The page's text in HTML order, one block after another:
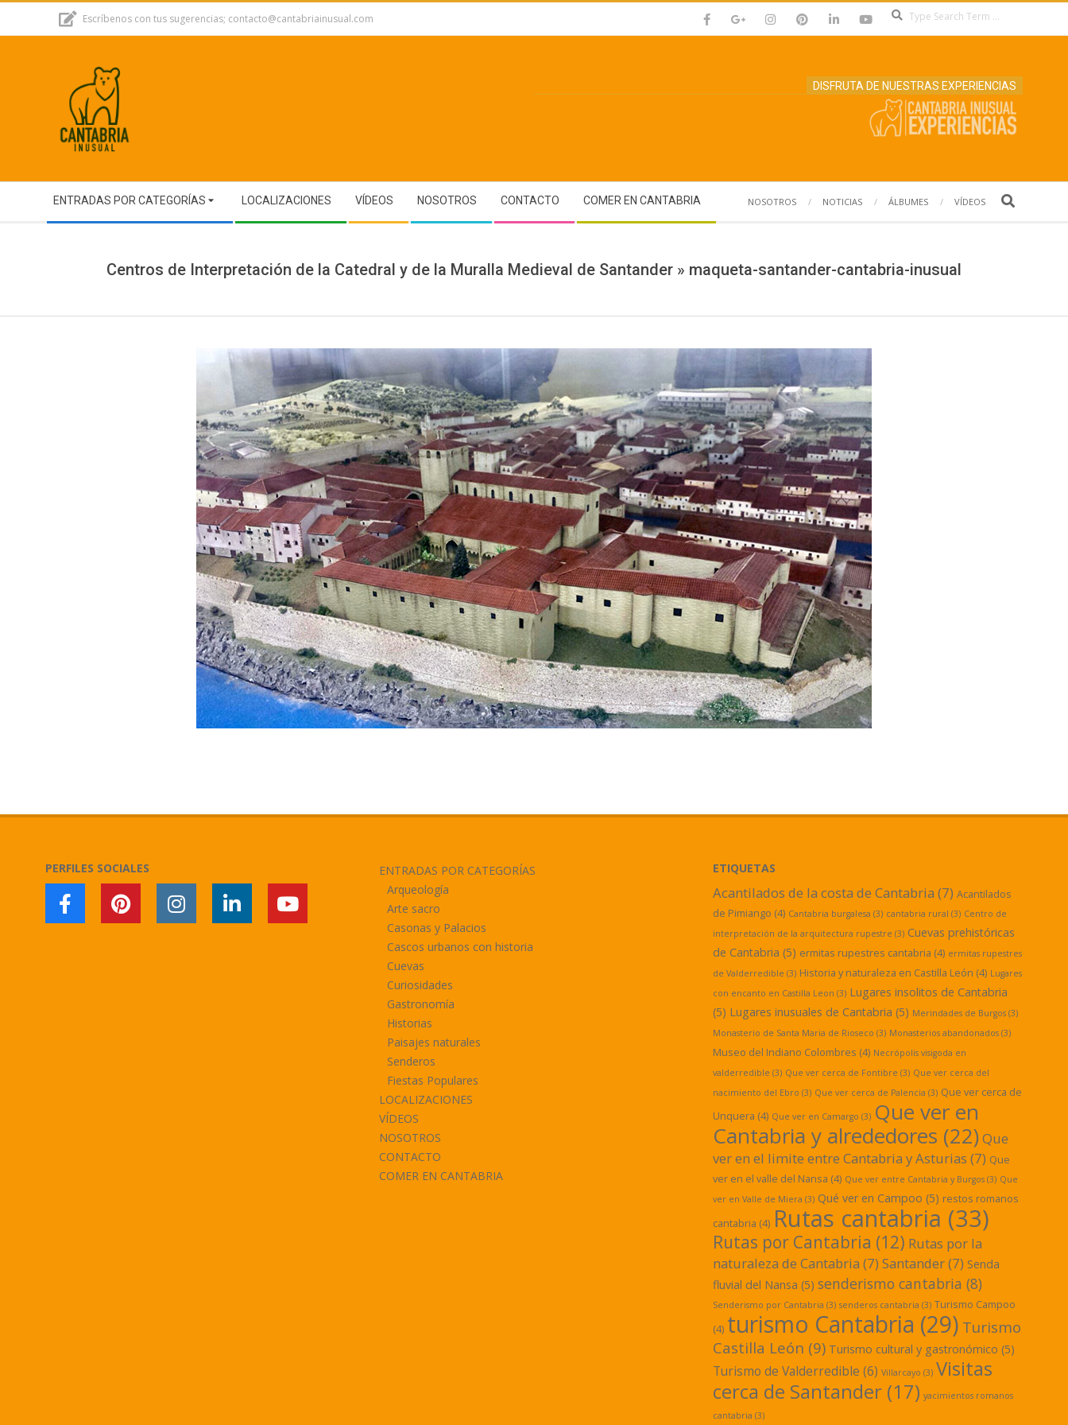
Escríbenos con tus sugerencias; contacto@cantabriainusual.com
DISFRUTA DE NUESTRAS EXPERIENCIAS
Navigation
Menu
ENTRADAS POR CATEGORÍAS LOCALIZACIONES VÍDEOS NOSOTROS CONTACTO COMER EN CANTABRIA NOSOTROS NOTICIAS ÁLBUMES VÍDEOS Search
Centros de Interpretación de la Catedral y de la Muralla Medieval de Santander » maqueta-santander-cantabria-inusual
PERFILES SOCIALES
ENTRADAS POR CATEGORÍAS
Arqueología
Arte sacro
Casonas y Palacios
Cascos urbanos con historia
Cuevas
Curiosidades
Gastronomía
Historias
Paisajes naturales
Senderos
Fiestas Populares
LOCALIZACIONES
VÍDEOS
NOSOTROS
CONTACTO
COMER EN CANTABRIA
ETIQUETAS
Acantilados de la costa de Cantabria (7) Acantilados
de Pimiango (4) Cantabria burgalesa (3) cantabria rural (3) Centro de
interpretación de la arquitectura rupestre (3) Cuevas prehistóricas
de Cantabria (5) ermitas rupestres cantabria (4) ermitas rupestres
de Valderredible (3) Historia y naturaleza en Castilla León (4) Lugares
con encanto en Castilla Leon (3) Lugares insolitos de Cantabria
(5) Lugares inusuales de Cantabria (5) Merindades de Burgos (3)
Monasterio de Santa Maria de Rioseco (3) Monasterios abandonados (3)
Museo del Indiano Colombres (4) Necrópolis visigoda en
valderredible (3) Que ver cerca de Fontibre (3) Que ver cerca del
nacimiento del Ebro (3) Que ver cerca de Palencia (3) Que ver cerca de
Unquera (4) Que ver en Camargo (3) Que ver en
Cantabria y alrededores (22) Que
ver en el limite entre Cantabria y Asturias (7) Que
ver en el valle del Nansa (4) Que ver entre Cantabria y Burgos (3) Que
ver en Valle de Miera (3) Qué ver en Campoo (5) restos romanos
cantabria (4) Rutas cantabria (33)
Rutas por Cantabria (12) Rutas por la
naturaleza de Cantabria (7) Santander(7) Senda
fluvial del Nansa (5) senderismo cantabria (8)
Senderismo por Cantabria (3) senderos cantabria (3) Turismo Campoo
(4) turismo Cantabria (29) Turismo
Castilla León (9) Turismo cultural y gastronómico (5)
Turismo de Valderredible (6) Villarcayo (3) Visitas
cerca de Santander (17) yacimientos romanos
cantabria (3)